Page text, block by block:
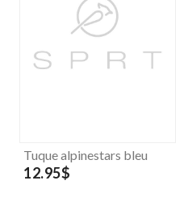
Tuque alpinestars bleu
12.95$